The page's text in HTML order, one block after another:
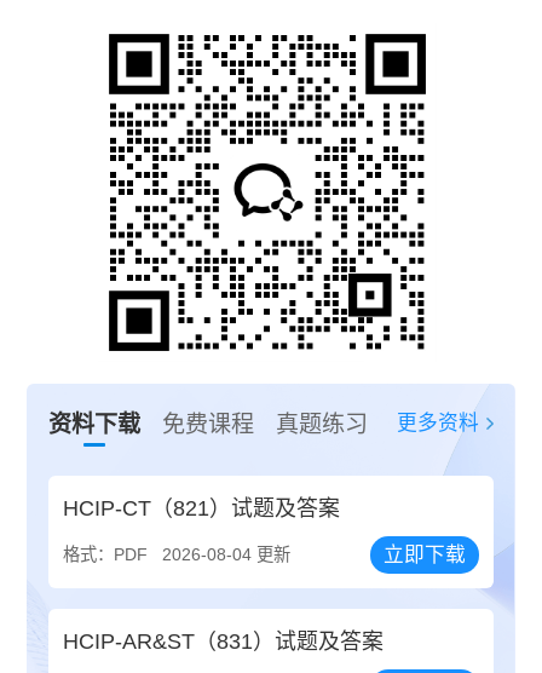
资料下载 免费课程 真题练习 更多资料
HCIP-CT（821）试题及答案
格式：PDF 2026-08-04 更新 立即下载
HCIP-AR&ST（831）试题及答案